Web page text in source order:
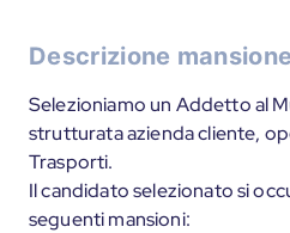
Descrizione mansione
Selezioniamo un Addetto al
strutturata azienda cliente,
Trasporti.
Il candidato selezionato si
seguenti mansioni: